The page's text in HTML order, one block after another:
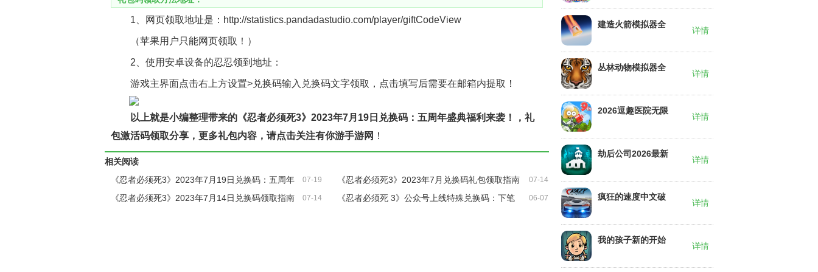
1、网页领取地址是：http://statistics.pandadastudio.com/player/giftCodeView
（苹果用户只能网页领取！）
2、使用安卓设备的忍忍领到地址：
游戏主界面点击右上方设置>兑换码输入兑换码文字领取，点击填写后需要在邮箱内提取！
以上就是小编整理带来的《忍者必须死3》2023年7月19日兑换码：五周年盛典福利来袭！，礼
包激活码领取分享，更多礼包内容，请点击关注有你游手游网 ！
相关阅读
07-19
《忍者必须死3》2023年7月19日兑换码：五周年
盛典福利来袭！
07-14
《忍者必须死3》2023年7月兑换码礼包领取指南
07-14
《忍者必须死3》2023年7月14日兑换码领取指南 06-07
《忍者必须死 3》公众号上线特殊兑换码：下笔
建造火箭模拟器全
详情
丛林动物模拟器全
详情
2026逗趣医院无限
详情
劫后公司2026最新
详情
疯狂的速度中文破
详情
我的孩子新的开始
详情